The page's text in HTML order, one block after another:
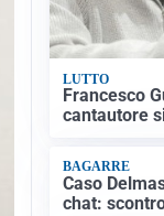
LUTTO
Francesco
cantautore
BAGARRE
Caso
chat: